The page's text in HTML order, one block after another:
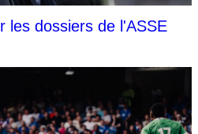
les dossiers de l'ASSE